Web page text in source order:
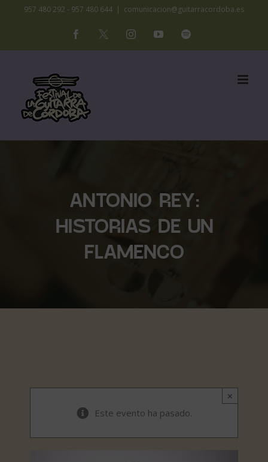
contenido
957 480 292 - 957 480 644 | comunicacion@guitarracordoba.es
Facebook
X InstagramYouTubeSpotify
ANTONIO REY:
HISTORIAS DE UN
FLAMENCO
×
Este evento ha pasado.